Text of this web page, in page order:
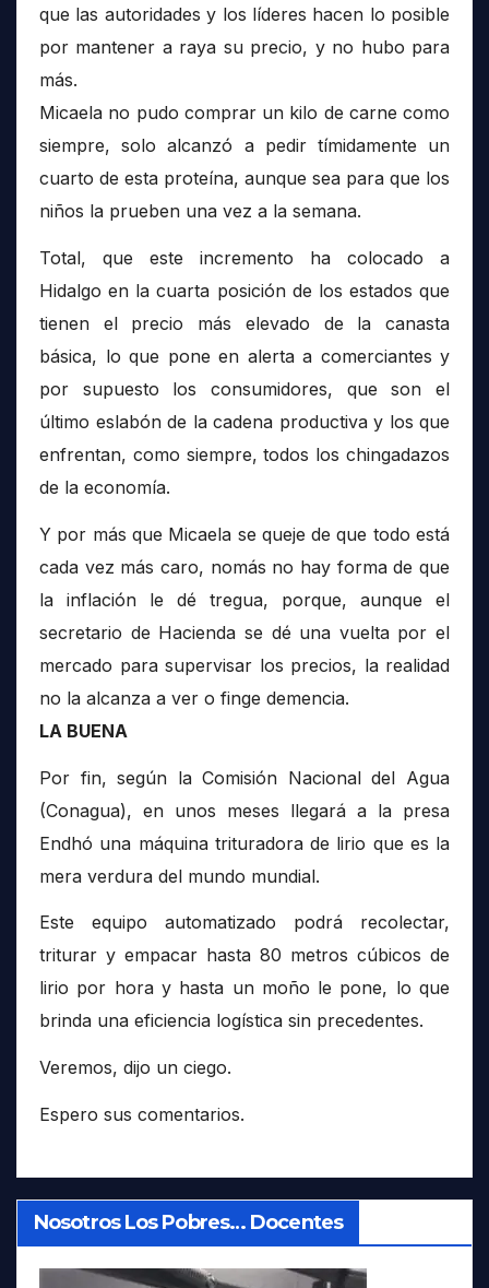
que las autoridades y los líderes hacen lo posible
por mantener a raya su precio, y no hubo para
más.
Micaela no pudo comprar un kilo de carne como
siempre, solo alcanzó a pedir tímidamente un
cuarto de esta proteína, aunque sea para que los
niños la prueben una vez a la semana.
Total, que este incremento ha colocado a
Hidalgo en la cuarta posición de los estados que
tienen el precio más elevado de la canasta
básica, lo que pone en alerta a comerciantes y
por supuesto los consumidores, que son el
último eslabón de la cadena productiva y los que
enfrentan, como siempre, todos los chingadazos
de la economía.
Y por más que Micaela se queje de que todo está
cada vez más caro, nomás no hay forma de que
la inflación le dé tregua, porque, aunque el
secretario de Hacienda se dé una vuelta por el
mercado para supervisar los precios, la realidad
no la alcanza a ver o finge demencia.
LA BUENA
Por fin, según la Comisión Nacional del Agua
(Conagua), en unos meses llegará a la presa
Endhó una máquina trituradora de lirio que es la
mera verdura del mundo mundial.
Este equipo automatizado podrá recolectar,
triturar y empacar hasta 80 metros cúbicos de
lirio por hora y hasta un moño le pone, lo que
brinda una eficiencia logística sin precedentes.
Veremos, dijo un ciego.
Espero sus comentarios.
Nosotros Los Pobres… Docentes